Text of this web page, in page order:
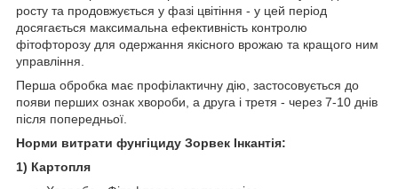
росту та продовжується у фазі цвітіння - у цей період
досягається максимальна ефективність контролю
фітофторозу для одержання якісного врожаю та кращого ним
управління.
Перша обробка має профілактичну дію, застосовується до
появи перших ознак хвороби, а друга і третя - через 7-10 днів
після попередньої.
Норми витрати фунгіциду Зорвек Інкантія:
1) Картопля